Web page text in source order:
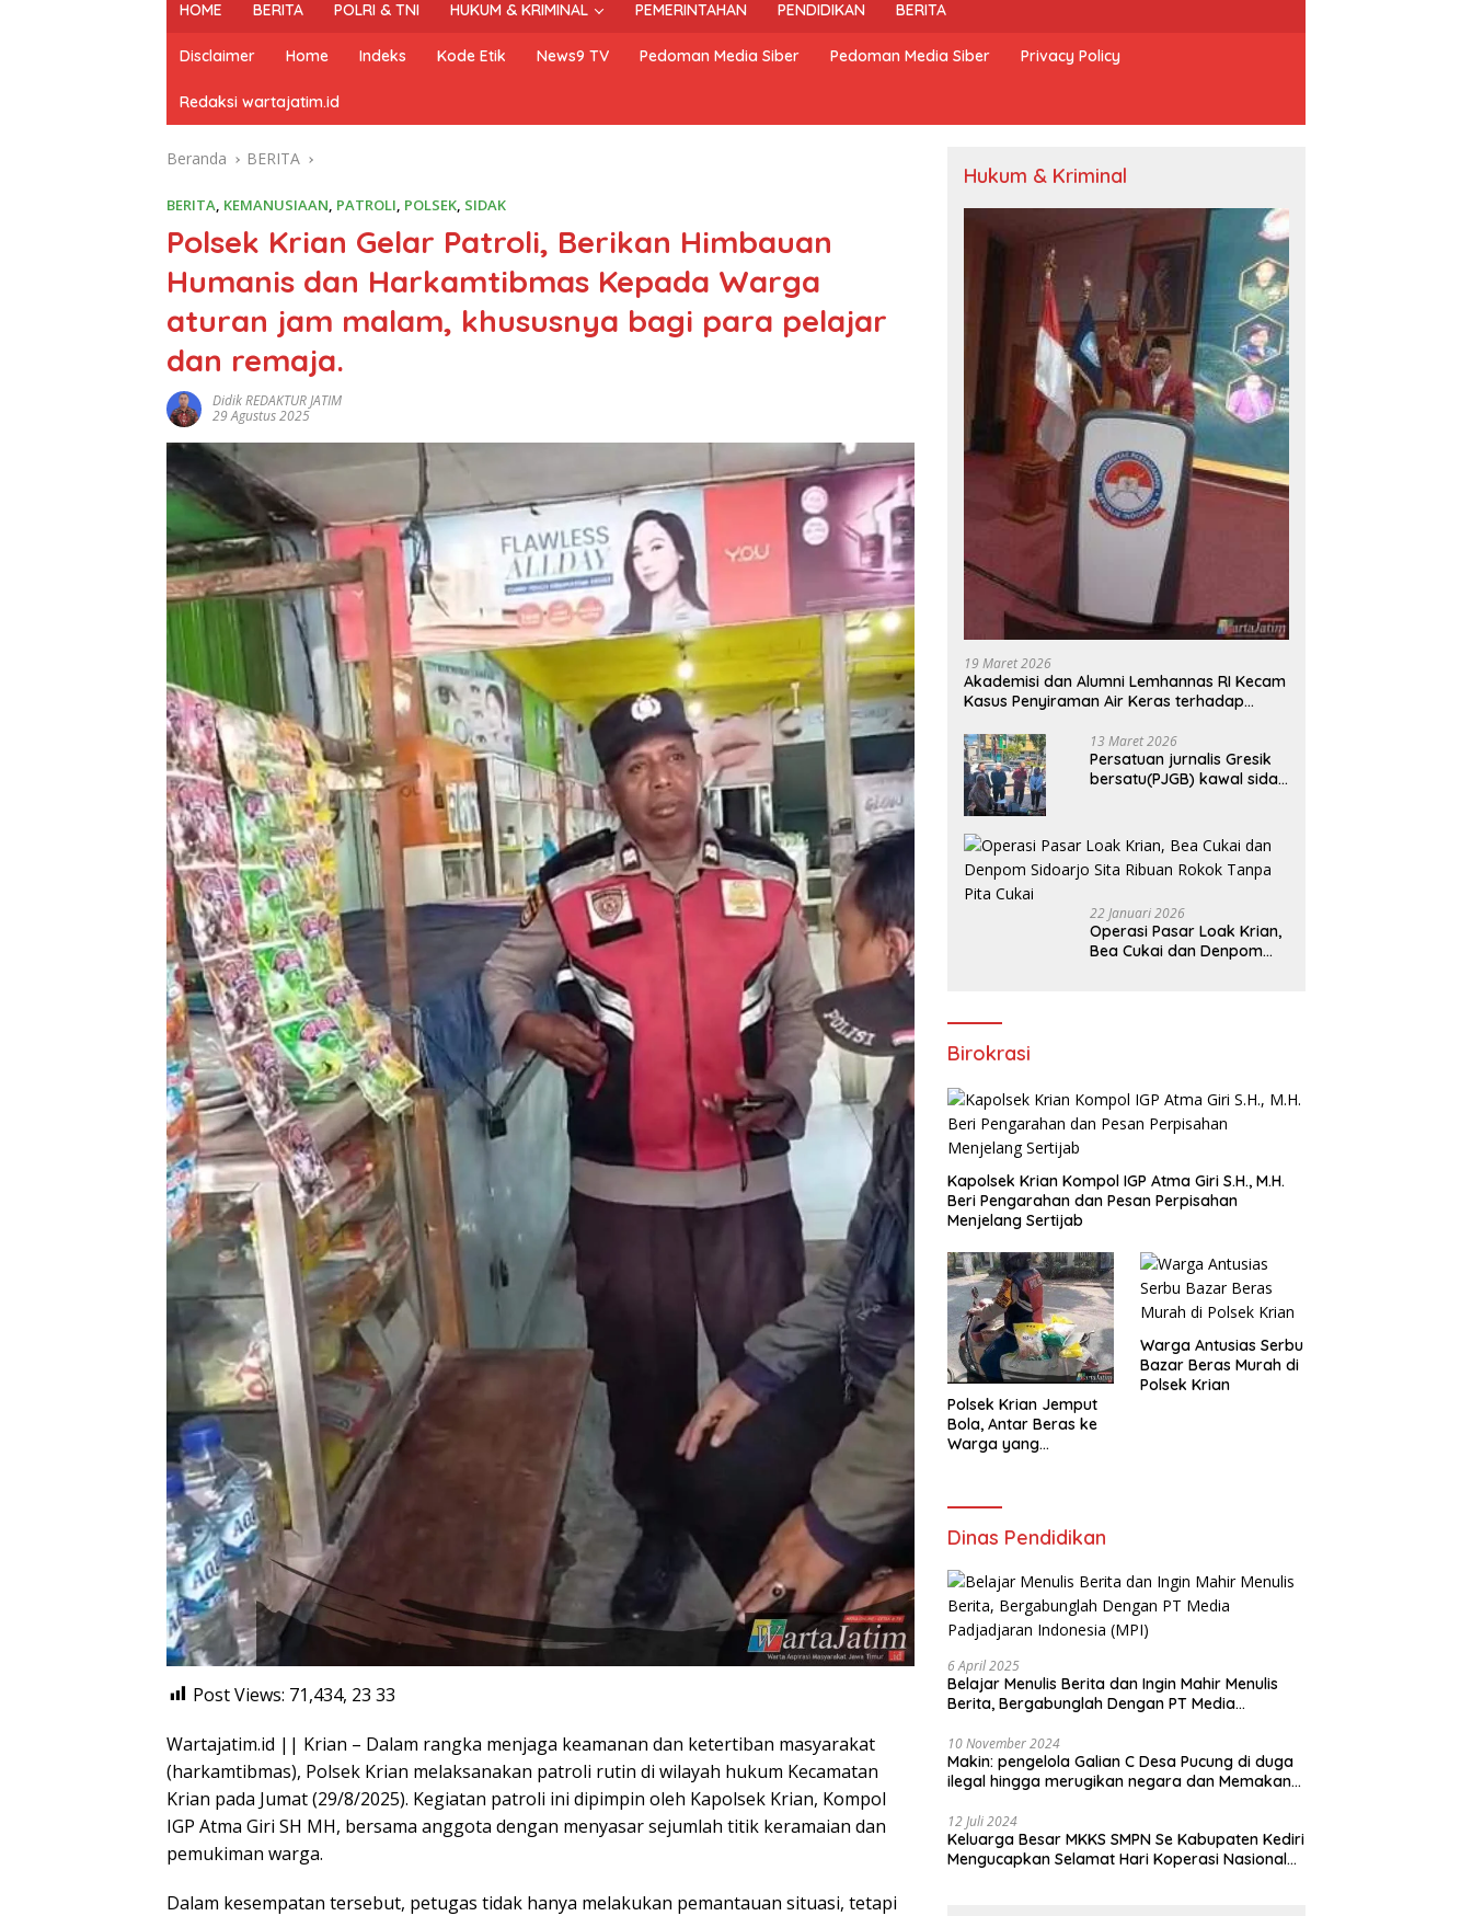
HOME BERITA POLRI & TNI HUKUM & KRIMINAL PEMERINTAHAN PENDIDIKAN BERITA
Disclaimer Home Indeks Kode Etik News9 TV Pedoman Media Siber Pedoman Media Siber Privacy Policy
Redaksi wartajatim.id
Beranda BERITA
BERITA, KEMANUSIAAN, PATROLI, POLSEK, SIDAK
Polsek Krian Gelar Patroli, Berikan Himbauan
Humanis dan Harkamtibmas Kepada Warga
aturan jam malam, khususnya bagi para pelajar
dan remaja.
Didik REDAKTUR JATIM
29 Agustus 2025
Post Views: 71,434, 23 33
Wartajatim.id || Krian – Dalam rangka menjaga keamanan dan ketertiban masyarakat
(harkamtibmas), Polsek Krian melaksanakan patroli rutin di wilayah hukum Kecamatan
Krian pada Jumat (29/8/2025). Kegiatan patroli ini dipimpin oleh Kapolsek Krian, Kompol
IGP Atma Giri SH MH, bersama anggota dengan menyasar sejumlah titik keramaian dan
pemukiman warga.
Dalam kesempatan tersebut, petugas tidak hanya melakukan pemantauan situasi, tetapi
Hukum & Kriminal
19 Maret 2026
Akademisi dan Alumni Lemhannas RI Kecam
Kasus Penyiraman Air Keras terhadap
13 Maret 2026
Persatuan jurnalis Gresik
bersatu(PJGB) kawal sidak
atas nama Molyo Cipto
amin
22 Januari 2026
Operasi Pasar Loak Krian,
Bea Cukai dan Denpom
Birokrasi
Kapolsek Krian Kompol IGP Atma Giri S.H., M.H.
Beri Pengarahan dan Pesan Perpisahan
Menjelang Sertijab
Polsek Krian Jemput
Bola, Antar Beras ke
Warga yang
Warga Antusias Serbu
Bazar Beras Murah di
Polsek Krian
Dinas Pendidikan
6 April 2025
Belajar Menulis Berita dan Ingin Mahir Menulis
Berita, Bergabunglah Dengan PT Media
10 November 2024
Makin: pengelola Galian C Desa Pucung di duga
ilegal hingga merugikan negara dan Memakan
12 Juli 2024
Keluarga Besar MKKS SMPN Se Kabupaten Kediri
Mengucapkan Selamat Hari Koperasi Nasional